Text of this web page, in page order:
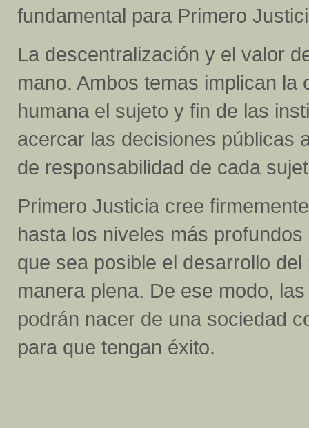
fundamental para Primero
La descentralización y el valor
mano. Ambos temas implican
humana el sujeto y fin de las
acercar las decisiones públicas
de responsabilidad de cada
Primero Justicia cree
hasta los niveles más
que sea posible el desarrollo
manera plena. De ese modo,
podrán nacer de una sociedad
para que tengan éxito.